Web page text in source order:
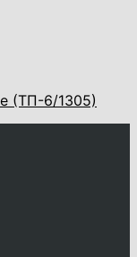
(ТП-6/1305)